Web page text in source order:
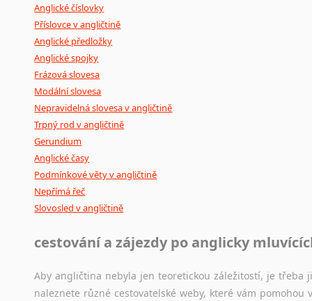
Anglické číslovky
Příslovce v angličtině
Anglické předložky
Anglické spojky
Frázová slovesa
Modální slovesa
Nepravidelná slovesa v angličtině
Trpný rod v angličtině
Gerundium
Anglické časy
Podmínkové věty v angličtině
Nepřímá řeč
Slovosled v angličtině
cestování a zájezdy po anglicky
Aby angličtina nebyla jen teoretickou záležitostí, je
naleznete různé cestovatelské weby, které vám